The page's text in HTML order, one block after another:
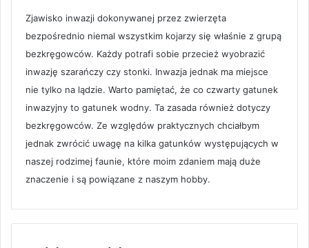
Zjawisko inwazji dokonywanej przez zwierzęta
bezpośrednio niemal wszystkim kojarzy się właśnie z grupą
bezkręgowców. Każdy potrafi sobie przecież wyobrazić
inwazję szarańczy czy stonki. Inwazja jednak ma miejsce
nie tylko na lądzie. Warto pamiętać, że co czwarty gatunek
inwazyjny to gatunek wodny. Ta zasada również dotyczy
bezkręgowców. Ze względów praktycznych chciałbym
jednak zwrócić uwagę na kilka gatunków występujących w
naszej rodzimej faunie, które moim zdaniem mają duże
znaczenie i są powiązane z naszym hobby.